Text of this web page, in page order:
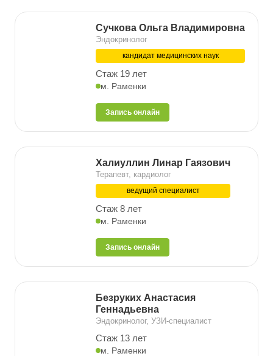
Сучкова Ольга Владимировна
Эндокринолог
кандидат медицинских наук
Стаж 19 лет
м. Раменки
Запись онлайн
Халиуллин Линар Гаязович
Терапевт, кардиолог
ведущий специалист
Стаж 8 лет
м. Раменки
Запись онлайн
Безруких Анастасия
Геннадьевна
Эндокринолог, УЗИ-специалист
Стаж 13 лет
м. Раменки